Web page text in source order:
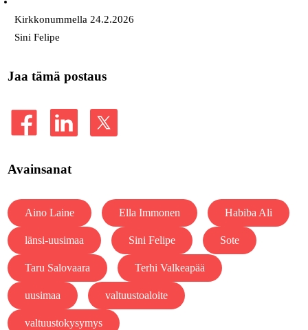
Kirkkonummella 24.2.2026
Sini Felipe
Jaa tämä postaus
Avainsanat
Aino Laine Ella Immonen Habiba Ali
länsi-uusimaa Sini Felipe Sote
Taru Salovaara Terhi Valkeapää
uusimaa valtuustoaloite
valtuustokysymys